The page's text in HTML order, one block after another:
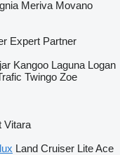
Meriva Movano
Expert Partner
Kangoo Laguna Logan
Twingo Zoe
Vitara
Land Cruiser Lite Ace